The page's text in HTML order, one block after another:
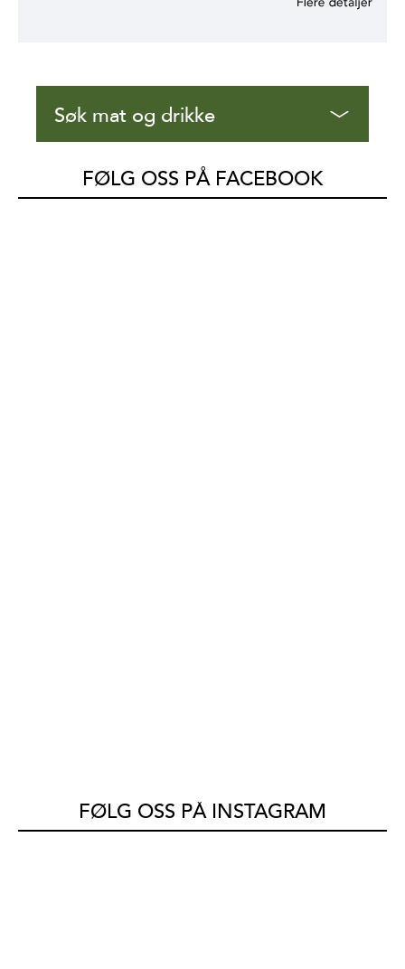
Søk mat og drikke
FØLG OSS PÅ FACEBOOK
FØLG OSS PÅ INSTAGRAM